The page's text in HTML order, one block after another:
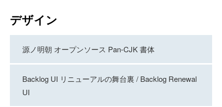
デザイン
源ノ明朝 オープンソース Pan-CJK 書体
Backlog UI リニューアルの舞台裏 / Backlog Renewal
UI